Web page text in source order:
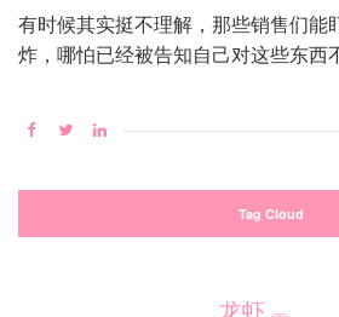
有时候其实挺不理解，那些销售们能
炸，哪怕已经被告知自己对这些东西
Tag Cloud